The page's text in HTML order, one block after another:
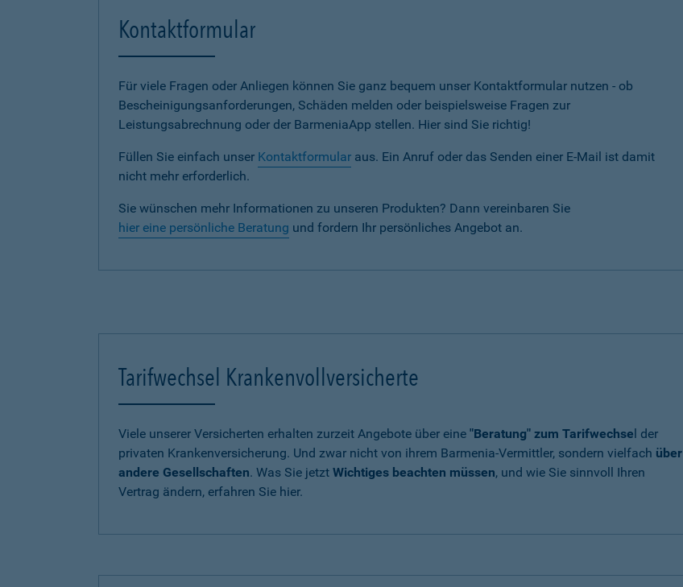
Kontaktformular
Für viele Fragen oder Anliegen können Sie ganz bequem unser Kontaktformular nutzen - ob
Bescheinigungsanforderungen, Schäden melden oder beispielsweise Fragen zur
Leistungsabrechnung oder der BarmeniaApp stellen. Hier sind Sie richtig!
Füllen Sie einfach unser Kontaktformular aus. Ein Anruf oder das Senden einer E-Mail ist damit
nicht mehr erforderlich.
Sie wünschen mehr Informationen zu unseren Produkten? Dann vereinbaren Sie
hier eine persönliche Beratung und fordern Ihr persönliches Angebot an.
Tarifwechsel Krankenvollversicherte
Viele unserer Versicherten erhalten zurzeit Angebote über eine "Beratung" zum Tarifwechsel der
privaten Krankenversicherung. Und zwar nicht von ihrem Barmenia-Vermittler, sondern vielfach über
andere Gesellschaften. Was Sie jetzt Wichtiges beachten müssen, und wie Sie sinnvoll Ihren
Vertrag ändern, erfahren Sie hier.